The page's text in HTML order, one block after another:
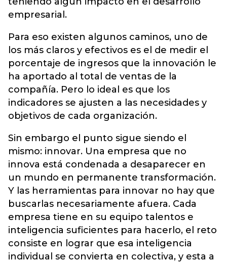
empresarial.
Para eso existen algunos caminos, uno de
los más claros y efectivos es el de medir el
porcentaje de ingresos que la innovación le
ha aportado al total de ventas de la
compañía. Pero lo ideal es que los
indicadores se ajusten a las necesidades y
objetivos de cada organización.
Sin embargo el punto sigue siendo el
mismo: innovar. Una empresa que no
innova está condenada a desaparecer en
un mundo en permanente transformación.
Y las herramientas para innovar no hay que
buscarlas necesariamente afuera. Cada
empresa tiene en su equipo talentos e
inteligencia suficientes para hacerlo, el reto
consiste en lograr que esa inteligencia
individual se convierta en colectiva, y esta a